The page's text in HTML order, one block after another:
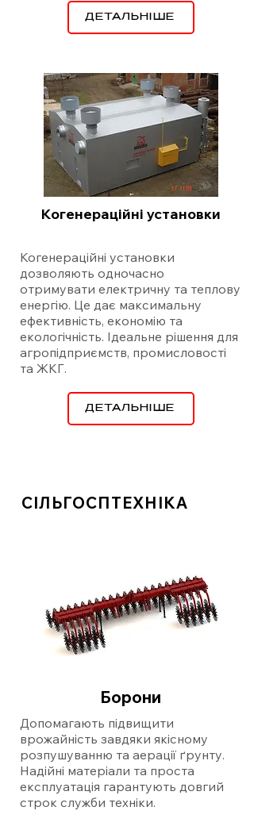
ДЕТАЛЬНІШЕ
Когенераційні установки
Когенераційні установки
дозволяють одночасно
отримувати електричну та теплову
енергію. Це дає максимальну
ефективність, економію та
екологічність. Ідеальне рішення для
агропідприємств, промисловості
та ЖКГ.
ДЕТАЛЬНІШЕ
СІЛЬГОСПТЕХНІКА
Борони
Допомагають підвищити
врожайність завдяки якісному
розпушуванню та аерації ґрунту.
Надійні матеріали та проста
експлуатація гарантують довгий
строк служби техніки.